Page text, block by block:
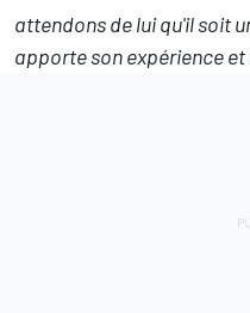
attendons de lui qu'il soit
apporte son expérience